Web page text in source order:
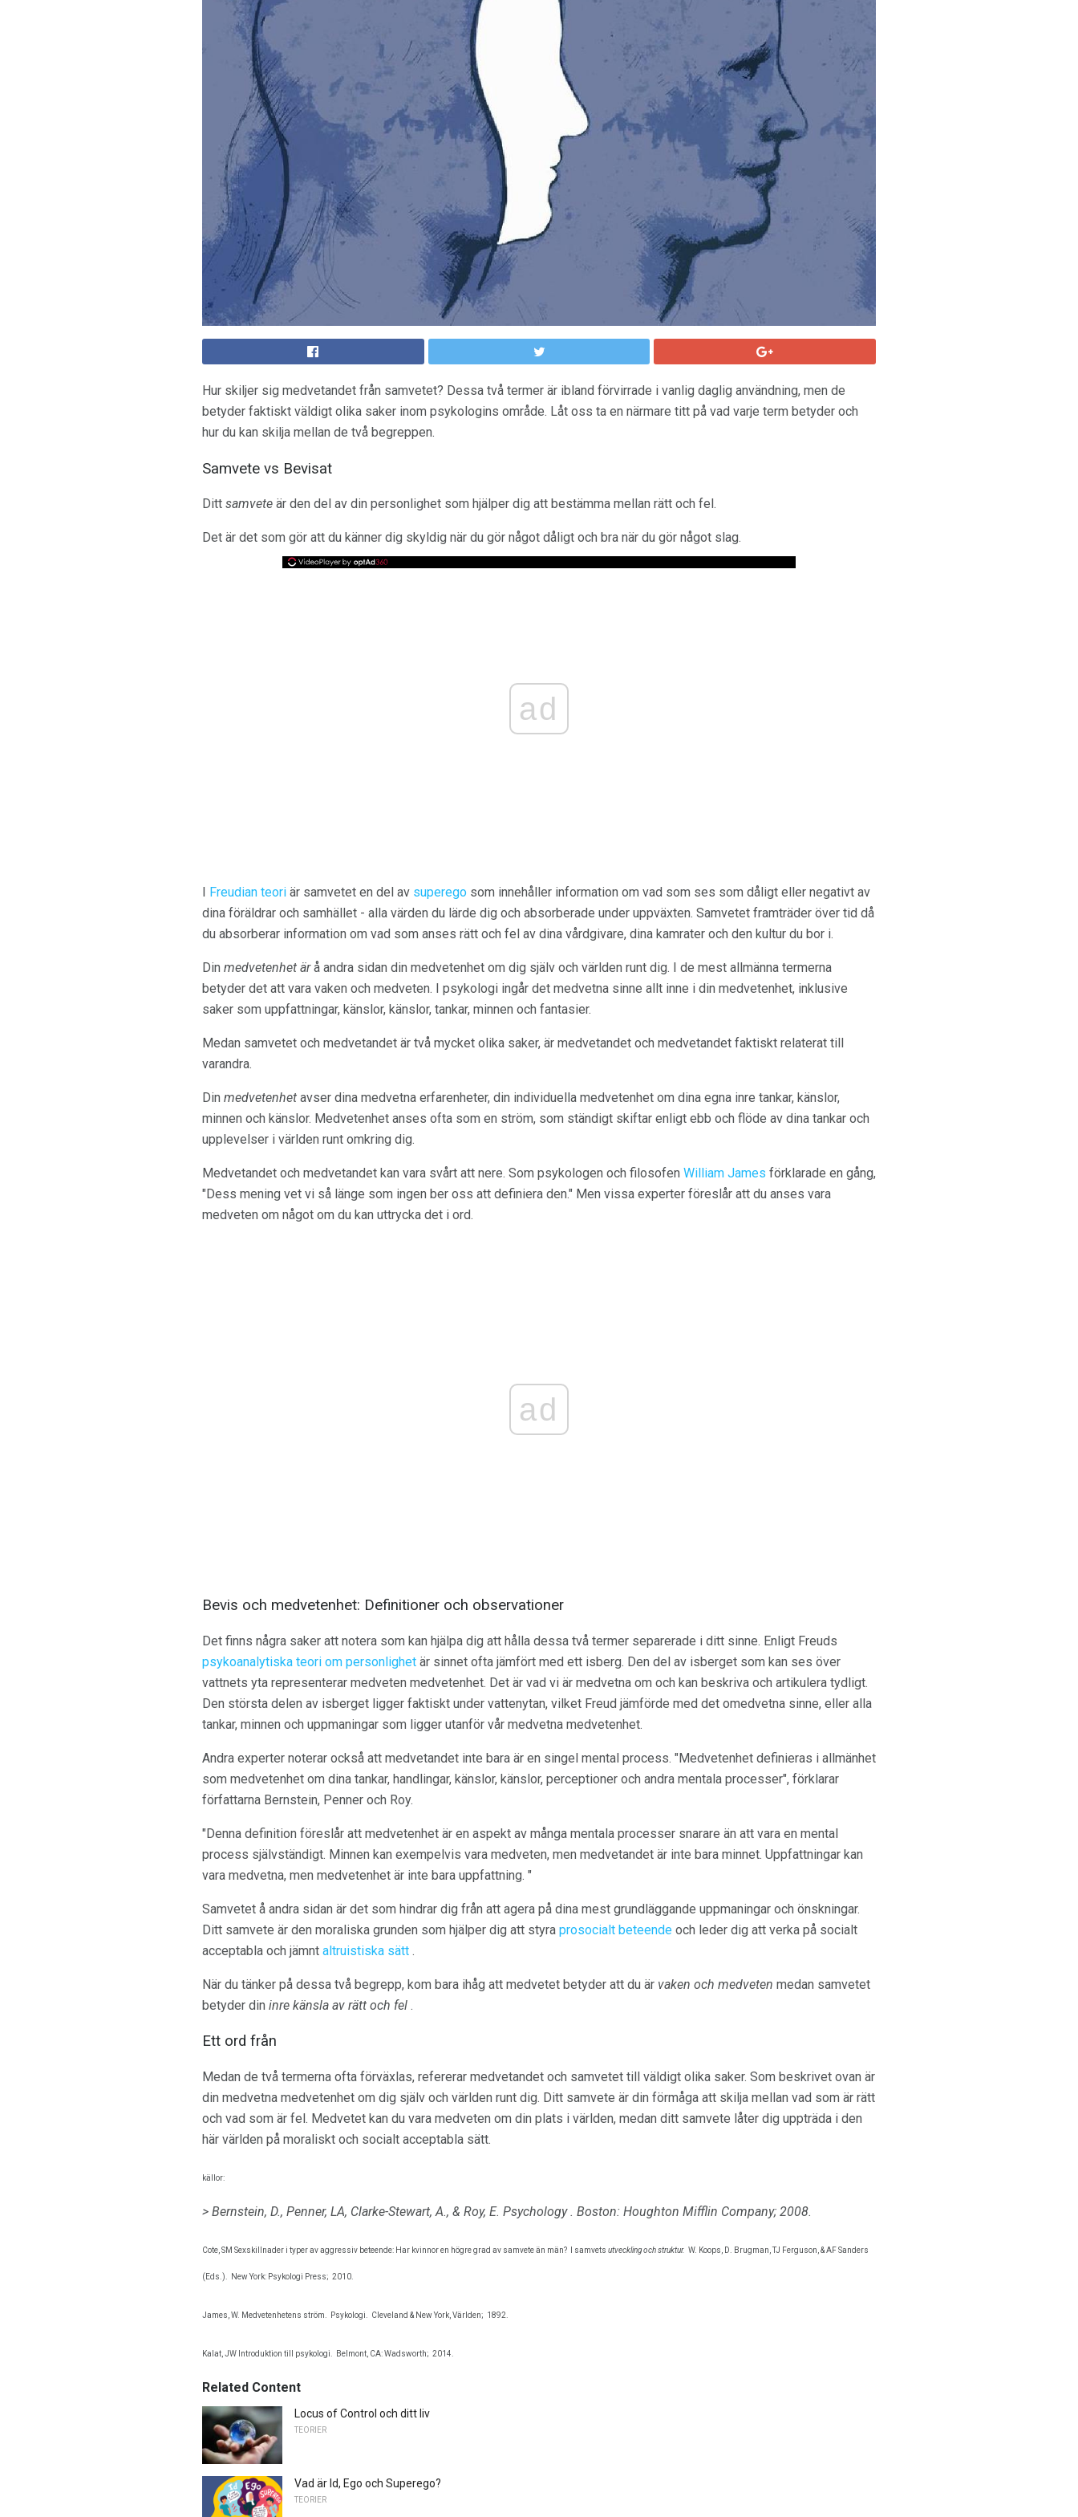
Hur skiljer sig medvetandet från samvetet? Dessa två termer är ibland förvirrade i vanlig daglig användning, men de
betyder faktiskt väldigt olika saker inom psykologins område. Låt oss ta en närmare titt på vad varje term betyder och
hur du kan skilja mellan de två begreppen.
Samvete vs Bevisat
Ditt samvete är den del av din personlighet som hjälper dig att bestämma mellan rätt och fel.
Det är det som gör att du känner dig skyldig när du gör något dåligt och bra när du gör något slag.
ad
Freudian teori är samvetet en del av superego som innehåller information om vad som ses som dåligt eller negativt av
dina föräldrar och samhället - alla värden du lärde dig och absorberade under uppväxten. Samvetet framträder över tid då
du absorberar information om vad som anses rätt och fel av dina vårdgivare, dina kamrater och den kultur du bor i.
Din medvetenhet ärå andra sidan din medvetenhet om dig själv och världen runt dig. I de mest allmänna termerna
betyder det att vara vaken och medveten. I psykologi ingår det medvetna sinne allt inne i din medvetenhet, inklusive
saker som uppfattningar, känslor, känslor, tankar, minnen och fantasier.
Medan samvetet och medvetandet är två mycket olika saker, är medvetandet och medvetandet faktiskt relaterat till
varandra.
Din medvetenhet avser dina medvetna erfarenheter, din individuella medvetenhet om dina egna inre tankar, känslor,
minnen och känslor. Medvetenhet anses ofta som en ström, som ständigt skiftar enligt ebb och flöde av dina tankar och
upplevelser i världen runt omkring dig.
Medvetandet och medvetandet kan vara svårt att nere. Som psykologen och filosofen William James förklarade en gång,
"Dess mening vet vi så länge som ingen ber oss att definiera den." Men vissa experter föreslår att du anses vara
medveten om något om du kan uttrycka det i ord.
ad
Bevis och medvetenhet: Definitioner och observationer
Det finns några saker att notera som kan hjälpa dig att hålla dessa två termer separerade i ditt sinne. Enligt Freuds
psykoanalytiska teori om personlighet är sinnet ofta jämfört med ett isberg. Den del av isberget som kan ses över
vattnets yta representerar medveten medvetenhet. Det är vad vi är medvetna om och kan beskriva och artikulera tydligt.
Den största delen av isberget ligger faktiskt under vattenytan, vilket Freud jämförde med det omedvetna sinne, eller alla
tankar, minnen och uppmaningar som ligger utanför vår medvetna medvetenhet.
Andra experter noterar också att medvetandet inte bara är en singel mental process. "Medvetenhet definieras i allmänhet
som medvetenhet om dina tankar, handlingar, känslor, känslor, perceptioner och andra mentala processer", förklarar
författarna Bernstein, Penner och Roy.
"Denna definition föreslår att medvetenhet är en aspekt av många mentala processer snarare än att vara en mental
process självständigt. Minnen kan exempelvis vara medveten, men medvetandet är inte bara minnet. Uppfattningar kan
vara medvetna, men medvetenhet är inte bara uppfattning. "
Samvetet å andra sidan är det som hindrar dig från att agera på dina mest grundläggande uppmaningar och önskningar.
Ditt samvete är den moraliska grunden som hjälper dig att styra prosocialt beteende och leder dig att verka på socialt
acceptabla och jämnt altruistiska sätt .
När du tänker på dessa två begrepp, kom bara ihåg att medvetet betyder att du är vaken och medveten medan samvetet
betyder din inre känsla av rätt och fel .
Ett ord från
Medan de två termerna ofta förväxlas, refererar medvetandet och samvetet till väldigt olika saker. Som beskrivet ovan är
din medvetna medvetenhet om dig själv och världen runt dig. Ditt samvete är din förmåga att skilja mellan vad som är rätt
och vad som är fel. Medvetet kan du vara medveten om din plats i världen, medan ditt samvete låter dig uppträda i den
här världen på moraliskt och socialt acceptabla sätt.
källor:
> Bernstein, D., Penner, LA, Clarke-Stewart, A., & Roy, E. Psychology. Boston: Houghton Mifflin Company; 2008.
Cote, SM Sexskillnader i typer av aggressiv beteende: Har kvinnor en högre grad av samvete än män? I samvets utveckling och struktur. W. Koops, D. Brugman, TJ Ferguson, & AF Sanders
(Eds.). New York: Psykologi Press; 2010.
James, W. Medvetenhetens ström. Psykologi. Cleveland & New York, Världen; 1892.
Kalat, JW Introduktion till psykologi. Belmont, CA: Wadsworth; 2014.
Related Content
Locus of Control och ditt liv
TEORIER
Vad är Id, Ego och Superego?
TEORIER